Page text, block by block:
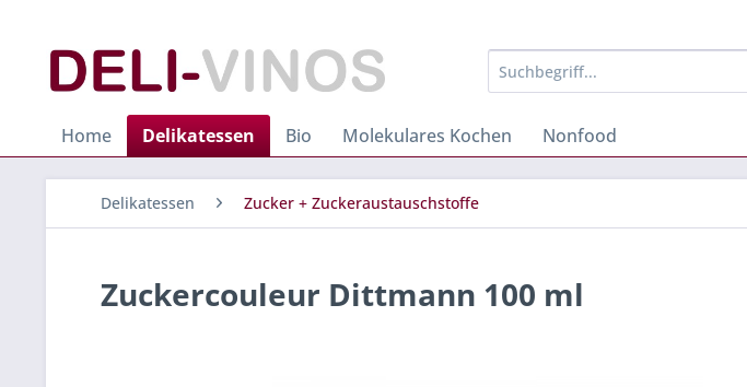
Home Delikatessen Bio Molekulares Kochen Nonfood
Delikatessen Zucker + Zuckeraustauschstoffe
Zuckercouleur Dittmann 100 ml